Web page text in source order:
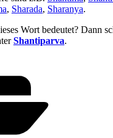
, Sharada, Sharanya.
Wort bedeutet? Dann
Shantiparva.